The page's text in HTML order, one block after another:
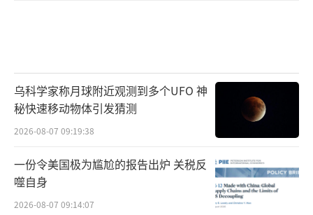
乌科学家称月球附近观测到多个UFO 神
秘快速移动物体引发猜测
2026-08-07 09:19:38
一份令美国极为尴尬的报告出炉 关税反
噬自身
2026-08-07 09:14:07